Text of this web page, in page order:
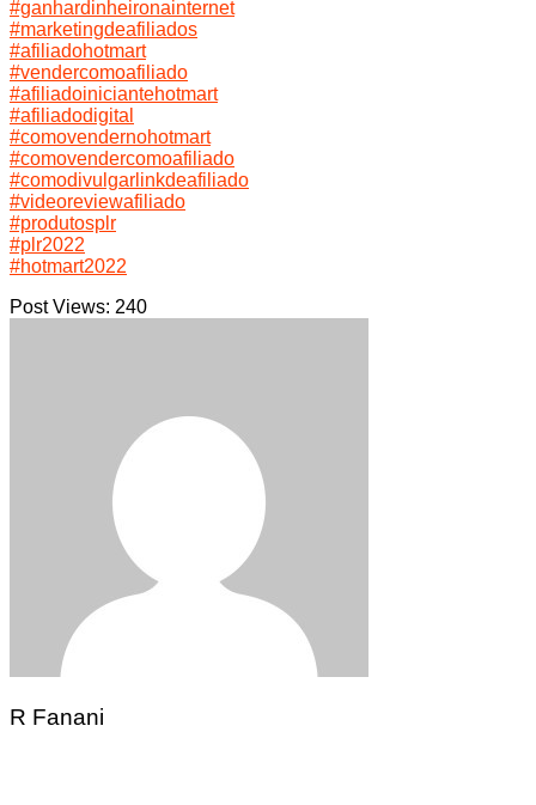
#ganhardinheironainternet
#marketingdeafiliados
#afiliadohotmart
#vendercomoafiliado
#afiliadoiniciantehotmart
#afiliadodigital
#comovendernohotmart
#comovendercomoafiliado
#comodivulgarlinkdeafiliado
#videoreviewafiliado
#produtosplr
#plr2022
#hotmart2022
Post Views: 240
R Fanani